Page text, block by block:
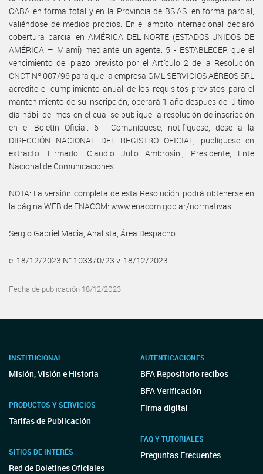
CABA en forma total y en la Provincia de BS.AS. en forma parcial,
valiéndose de medios propios. En el ámbito internacional declaró
cobertura parcial en AMÉRICA DEL NORTE (ESTADOS UNIDOS DE
AMÉRICA – Miami) mediante un agente. 5 - ESTABLECER que el
vencimiento del plazo previsto por el Artículo 2 de la Resolución
CNCT Nº 007/96 para que la empresa GML SERVICIOS AÉREOS SRL
acredite el cumplimiento anual de los requisitos previstos para el
mantenimiento de su inscripción, operará 1 año despues del último
día hábil del mes en el cual se publique la resolución de inscripción
en el Boletín Oficial. 6 - Comuníquese, notifíquese, dese a la
DIRECCIÓN NACIONAL DEL REGISTRO OFICIAL, publíquese en
extracto. Firmado: Claudio Julio Ambrosini, Presidente, Ente
Nacional de Comunicaciones.
NOTA: La versión completa de esta Resolución podrá obtenerse en
la página WEB de ENACOM: www.enacom.gob.ar/normativas.
Sergio Gabriel Macia, Analista, Área Despacho.
e. 18/12/2023 N° 103370/23 v. 18/12/2023
Fecha de publicación 18/12/2023
INSTITUCIONAL
Misión, Visión e Historia
PRODUCTOS Y SERVICIOS
Tarifas de Publicación
SITIOS DE INTERÉS
Red de Boletines Oficiales
AUTENTICACIONES
BFA Repositorio recibos
BFA Verificación
Firma digital
FAQ Y TUTORIALES
Preguntas Frecuentes